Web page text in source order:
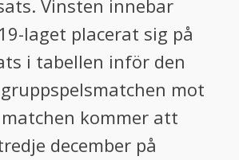
Vinsten innebar
laget placerat sig på
i tabellen inför den
mot
kommer att
december på